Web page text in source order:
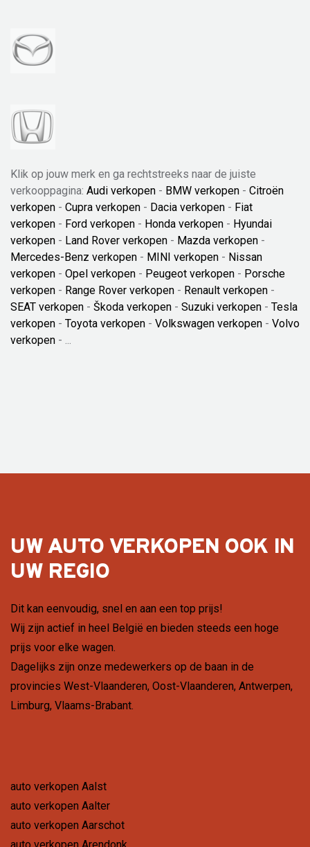
Klik op jouw merk en ga rechtstreeks naar de juiste
verkooppagina: Audi verkopen - BMW verkopen - Citroën
verkopen - Cupra verkopen - Dacia verkopen - Fiat
verkopen - Ford verkopen - Honda verkopen - Hyundai
verkopen - Land Rover verkopen - Mazda verkopen -
Mercedes-Benz verkopen - MINI verkopen - Nissan
verkopen - Opel verkopen - Peugeot verkopen - Porsche
verkopen - Range Rover verkopen - Renault verkopen -
SEAT verkopen - Škoda verkopen - Suzuki verkopen - Tesla
verkopen - Toyota verkopen - Volkswagen verkopen - Volvo
verkopen - ...
UW AUTO VERKOPEN OOK IN
UW REGIO
Dit kan eenvoudig, snel en aan een top prijs!
Wij zijn actief in heel België en bieden steeds een hoge
prijs voor elke wagen.
Dagelijks zijn onze medewerkers op de baan in de
provincies West-Vlaanderen, Oost-Vlaanderen, Antwerpen,
Limburg, Vlaams-Brabant.
auto verkopen Aalst
auto verkopen Aalter
auto verkopen Aarschot